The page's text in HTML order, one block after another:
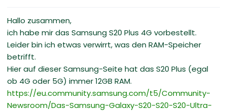
Hallo zusammen,
ich habe mir das Samsung S20 Plus 4G vorbestellt.
Leider bin ich etwas verwirrt, was den RAM-Speicher
betrifft.
Hier auf dieser Samsung-Seite hat das S20 Plus (egal
ob 4G oder 5G) immer 12GB RAM.
https://eu.community.samsung.com/t5/Community-
Newsroom/Das-Samsung-Galaxy-S20-S20-S20-Ultra-